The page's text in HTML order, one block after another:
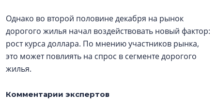
Однако во второй половине декабря на рынок
дорогого жилья начал воздействовать новый фактор:
рост курса доллара. По мнению участников рынка,
это может повлиять на спрос в сегменте дорогого
жилья.
Комментарии экспертов